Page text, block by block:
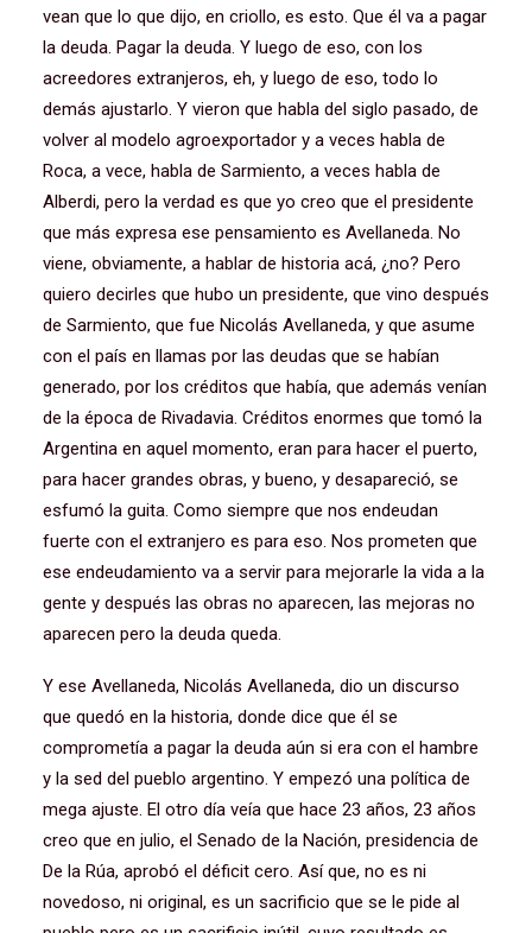
vean que lo que dijo, en criollo, es esto. Que él va a pagar
la deuda. Pagar la deuda. Y luego de eso, con los
acreedores extranjeros, eh, y luego de eso, todo lo
demás ajustarlo. Y vieron que habla del siglo pasado, de
volver al modelo agroexportador y a veces habla de
Roca, a vece, habla de Sarmiento, a veces habla de
Alberdi, pero la verdad es que yo creo que el presidente
que más expresa ese pensamiento es Avellaneda. No
viene, obviamente, a hablar de historia acá, ¿no? Pero
quiero decirles que hubo un presidente, que vino después
de Sarmiento, que fue Nicolás Avellaneda, y que asume
con el país en llamas por las deudas que se habían
generado, por los créditos que había, que además venían
de la época de Rivadavia. Créditos enormes que tomó la
Argentina en aquel momento, eran para hacer el puerto,
para hacer grandes obras, y bueno, y desapareció, se
esfumó la guita. Como siempre que nos endeudan
fuerte con el extranjero es para eso. Nos prometen que
ese endeudamiento va a servir para mejorarle la vida a la
gente y después las obras no aparecen, las mejoras no
aparecen pero la deuda queda.
Y ese Avellaneda, Nicolás Avellaneda, dio un discurso
que quedó en la historia, donde dice que él se
comprometía a pagar la deuda aún si era con el hambre
y la sed del pueblo argentino. Y empezó una política de
mega ajuste. El otro día veía que hace 23 años, 23 años
creo que en julio, el Senado de la Nación, presidencia de
De la Rúa, aprobó el déficit cero. Así que, no es ni
novedoso, ni original, es un sacrificio que se le pide al